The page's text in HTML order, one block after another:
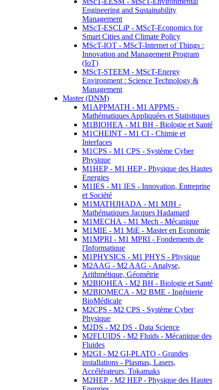
Engineering and Sustainability
Management
MScT-ESCLiP - MScT-Economics for
Smart Cities and Climate Policy
MScT-IOT - MScT-Internet of Things :
Innovation and Management Program
(IoT)
MScT-STEEM - MScT-Energy
Environment : Science Technology &
Management
Master (DNM)
M1APPMATH - M1 APPMS -
Mathématiques Appliquées et Statistiques
M1BIOHEA - M1 BH - Biologie et Santé
M1CHEINT - M1 CI - Chimie et
Interfaces
M1CPS - M1 CPS - Système Cyber
Physique
M1HEP - M1 HEP - Physique des Hautes
Energies
M1IES - M1 IES - Innovation, Entreprise
et Société
M1MATHJHADA - M1 MJH -
Mathématiques Jacques Hadamard
M1MECHA - M1 Mech - Mécanique
M1MIE - M1 MiE - Master en Economie
M1MPRI - M1 MPRI - Fondements de
l'Informatique
M1PHYSICS - M1 PHYS - Physique
M2AAG - M2 AAG - Analyse,
Arithmétique, Géométrie
M2BIOHEA - M2 BH - Biologie et Santé
M2BIOMECA - M2 BME - Ingénierie
BioMédicale
M2CPS - M2 CPS - Système Cyber
Physique
M2DS - M2 DS - Data Science
M2FLUIDS - M2 Fluids - Mécanique des
Fluides
M2GI - M2 GI-PLATO - Grandes
installations - Plasmas, Lasers,
Accélérateurs, Tokamaks
M2HEP - M2 HEP - Physique des Hautes